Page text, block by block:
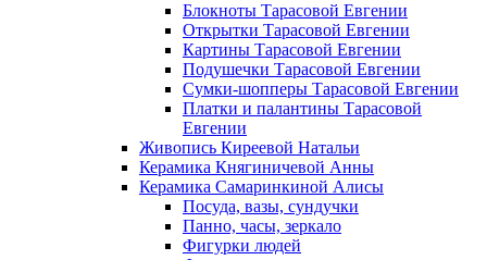
Блокноты Тарасовой Евгении
Открытки Тарасовой Евгении
Картины Тарасовой Евгении
Подушечки Тарасовой Евгении
Сумки-шопперы Тарасовой Евгении
Платки и палантины Тарасовой
Евгении
Живопись Киреевой Натальи
Керамика Княгиничевой Анны
Керамика Самаринкиной Алисы
Посуда, вазы, сундучки
Панно, часы, зеркало
Фигурки людей